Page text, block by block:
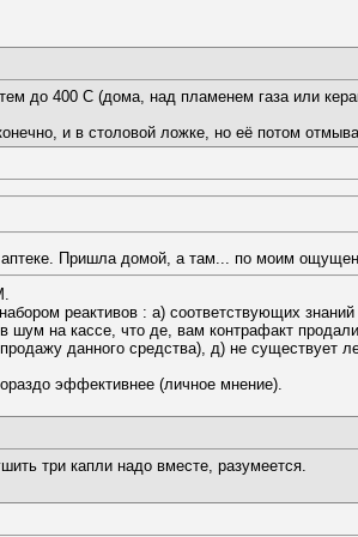
до 400 С (дома, над пламенем газа или
и в столовой ложке, но её потом
Пришла домой, а там... по моим
реактивов : а) соответствующих
шум на кассе, что де, вам контрафакт
данного средства), д) не
эффективнее (личное мнение).
три капли надо вместе, разумеется.